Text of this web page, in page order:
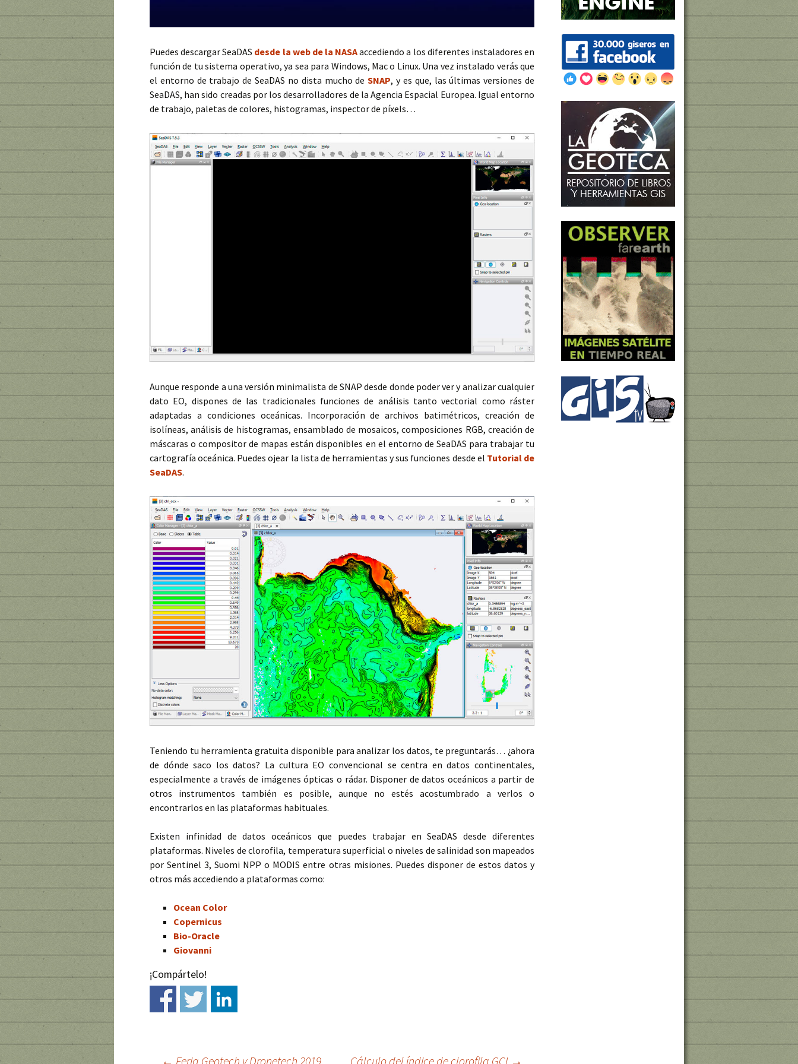
Puedes descargar SeaDAS desde la web de la NASAaccediendo a los diferentes instaladores en
función de tu sistema operativo, ya sea para Windows, Mac o Linux. Una vez instalado verás que
el entorno de trabajo de SeaDAS no dista mucho deSNAP, y es que, las últimas versiones de
SeaDAS, han sido creadas por los desarrolladores de la Agencia Espacial Europea. Igual entorno
de trabajo, paletas de colores, histogramas, inspector de píxels…
Aunque responde a una versión minimalista de SNAP desde donde poder ver y analizar cualquier
dato EO, dispones de las tradicionales funciones de análisis tanto vectorial como ráster
adaptadas a condiciones oceánicas. Incorporación de archivos batimétricos, creación de
isolíneas, análisis de histogramas, ensamblado de mosaicos, composiciones RGB, creación de
máscaras o compositor de mapas están disponibles en el entorno de SeaDAS para trabajar tu
cartografía oceánica. Puedes ojear la lista de herramientas y sus funciones desde el Tutorial de
SeaDAS.
Teniendo tu herramienta gratuita disponible para analizar los datos, te preguntarás… ¿ahora
de dónde saco los datos? La cultura EO convencional se centra en datos continentales,
especialmente a través de imágenes ópticas o rádar. Disponer de datos oceánicos a partir de
otros instrumentos también es posible, aunque no estés acostumbrado a verlos o
encontrarlos en las plataformas habituales.
Existen infinidad de datos oceánicos que puedes trabajar en SeaDAS desde diferentes
plataformas. Niveles de clorofila, temperatura superficial o niveles de salinidad son mapeados
por Sentinel 3, Suomi NPP o MODIS entre otras misiones. Puedes disponer de estos datos y
otros más accediendo a plataformas como:
Ocean Color
Copernicus
Bio-Oracle
Giovanni
¡Compártelo!
← Feria Geotech y Dronetech 2019 Cálculo del índice de clorofila GCI →